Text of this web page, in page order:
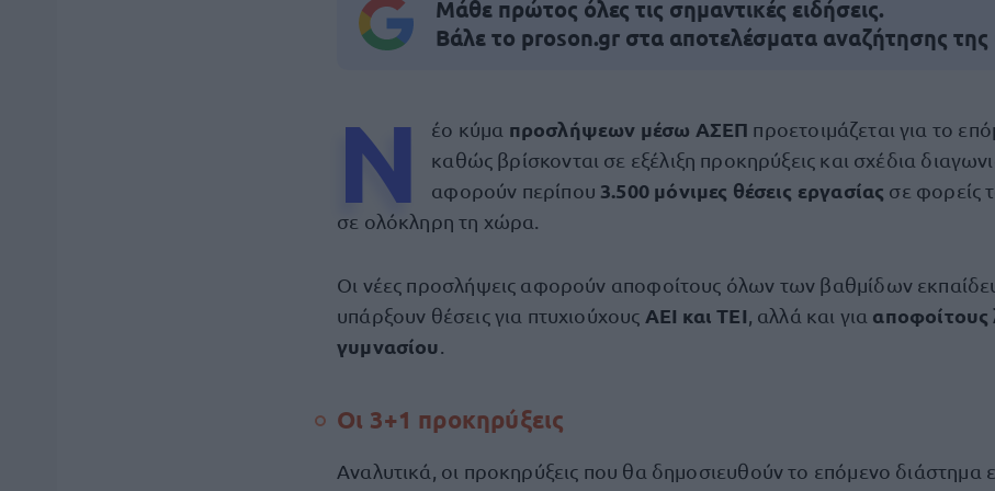
Μάθε πρώτος όλες τις σημαντικές ειδήσεις.
Βάλε το proson.gr στα αποτελέσματα αναζήτησης
Ν έο κύμα προσλήψεων μέσω ΑΣΕΠ προετοιμάζεται για το
καθώς βρίσκονται σε εξέλιξη προκηρύξεις και σχέδια
αφορούν περίπου 3.500 μόνιμες θέσεις εργασίας σε φορείς
σε ολόκληρη τη χώρα.
Οι νέες προσλήψεις αφορούν αποφοίτους όλων των βαθμίδων
υπάρξουν θέσεις για πτυχιούχους ΑΕΙ και ΤΕΙ , αλλά και για αποφοίτους
γυμνασίου
Οι 3+1 προκηρύξεις
Αναλυτικά, οι προκηρύξεις που θα δημοσιευθούν το επόμενο διάστημα